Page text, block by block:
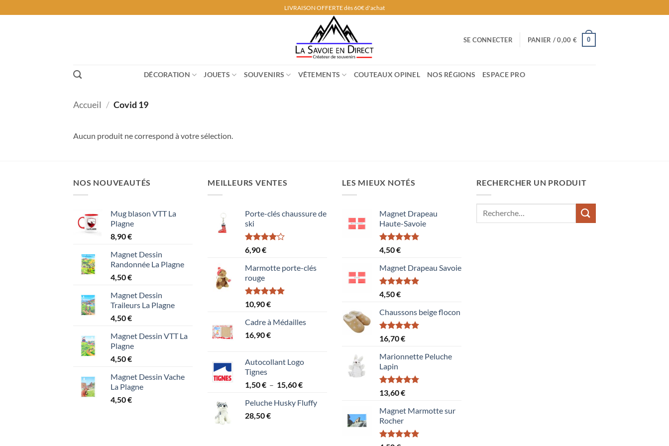
au
LIVRAISON OFFERTE dès 60€ d'achat
SE CONNECTER PANIER /0,00 € 0
DÉCORATION JOUETS SOUVENIRS VÊTEMENTS COUTEAUX OPINEL NOS RÉGIONS ESPACE PRO
Accueil / Covid 19
Aucun produit ne correspond à votre sélection.
NOS NOUVEAUTÉS
Mug blason VTT La
Plagne
8,90€
Magnet Dessin
Randonnée La Plagne
4,50€
Magnet Dessin
Traileurs La Plagne
4,50€
Magnet Dessin VTT La
Plagne
4,50€
Magnet Dessin Vache
La Plagne
4,50€
MEILLEURS VENTES
Porte-clés chaussure de
ski
Note
4.00
5
6,90€
Marmotte porte-clés
rouge
Note5.00
sur 5
10,90€
Cadre à Médailles
16,90€
Autocollant Logo
Tignes
1,50€ – 15,60€Plage
prix :
Peluche Husky Fluffy
28,50€
LES MIEUX NOTÉS
Magnet Drapeau
Haute-Savoie
Note5.00
sur 5
4,50€
Magnet Drapeau Savoie
Note5.00
sur 5
4,50€
Chaussons beige flocon
Note5.00
sur 5
16,70€
Marionnette Peluche
Lapin
Note5.00
sur 5
13,60€
Magnet Marmotte sur
Rocher
RECHERCHER UN PRODUIT
Recherche